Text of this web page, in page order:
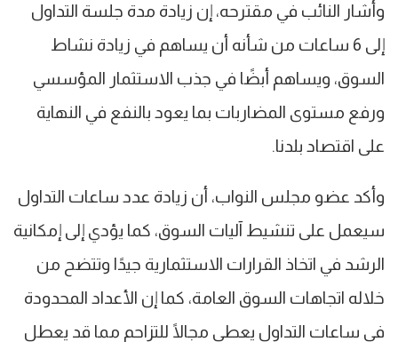
وأشار النائب في مقترحه، إن زيادة مدة جلسة التداول
إلى 6 ساعات من شأنه أن يساهم في زيادة نشاط
السوق، ويساهم أبضًا في جذب الاستثمار المؤسسي
ورفع مستوى المضاربات بما يعود بالنفع في النهاية
على اقتصاد بلدنا.
وأكد عضو مجلس النواب، أن زيادة عدد ساعات التداول
سيعمل على تنشيط آليات السوق، كما يؤدي إلى إمكانية
الرشد في اتخاذ القرارات الاستثمارية جيدًا وتتضح من
خلاله اتجاهات السوق العامة، كما إن الأعداد المحدودة
في ساعات التداول يعطي مجالًا للتزاحم مما قد يعطل